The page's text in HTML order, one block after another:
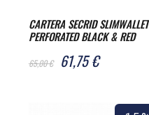
CARTERA SECRID SLIMWALLET
PERFORATED BLACK & RED
65,00 € 61,75 €